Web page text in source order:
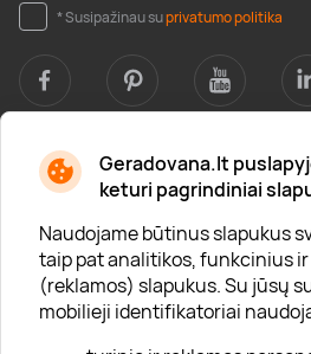
Geradovana.lt
keturi pagrindiniai
Naudojame būtinus slapukus
taip pat analitikos, funkcinius
(reklamos) slapukus. Su jūsų
mobilieji identifikatoriai
* Susipažinau suprivatumo politika
Apie mus
Apie „Gera Dovana“
Lojalumo klubas
Karjera
Visi partneriai